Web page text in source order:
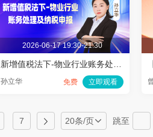
2026-06-17 19:30-21:30
孙立华 免费 立即观看
7 20条/页 跳至